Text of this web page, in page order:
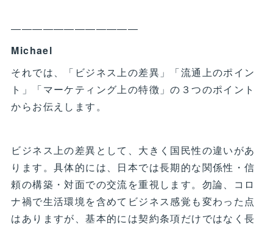
――――――――――――
Michael
それでは、「ビジネス上の差異」「流通上のポイン
ト」「マーケティング上の特徴」の３つのポイント
からお伝えします。
ビジネス上の差異として、大きく国民性の違いがあ
ります。具体的には、日本では長期的な関係性・信
頼の構築・対面での交流を重視します。勿論、コロ
ナ禍で生活環境を含めてビジネス感覚も変わった点
はありますが、基本的には契約条項だけではなく長